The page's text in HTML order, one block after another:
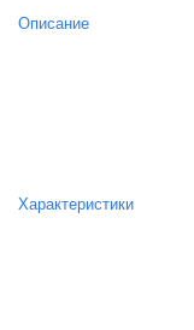
Описание
Характеристики